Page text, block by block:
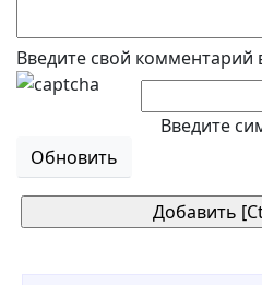
Введите свой комментарий
Обновить
Введите